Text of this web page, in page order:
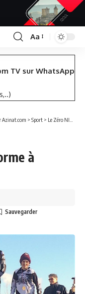
Font
Resizer
Aa
TV sur WhatsApp
Azinat.com > Sport > Le Zéro NINE BMX en forme à Mauguio dans l’Hérault
à